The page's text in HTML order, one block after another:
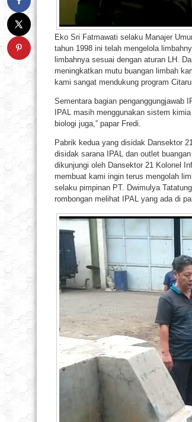
Eko Sri Fatmawati selaku Manajer
tahun 1998 ini telah mengelola
limbahnya sesuai dengan aturan LH.
meningkatkan mutu buangan limbah
kami sangat mendukung program
Sementara bagian penganggungjawab
IPAL masih menggunakan sistem
biologi juga,” papar Fredi.
Pabrik kedua yang disidak Dansektor
disidak sarana IPAL dan outlet
dikunjungi oleh Dansektor 21 Kolonel
membuat kami ingin terus mengolah
selaku pimpinan PT. Dwimulya
rombongan melihat IPAL yang ada di